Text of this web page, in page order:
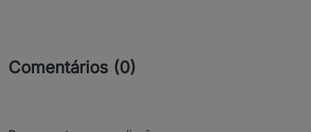
Comentários (0)